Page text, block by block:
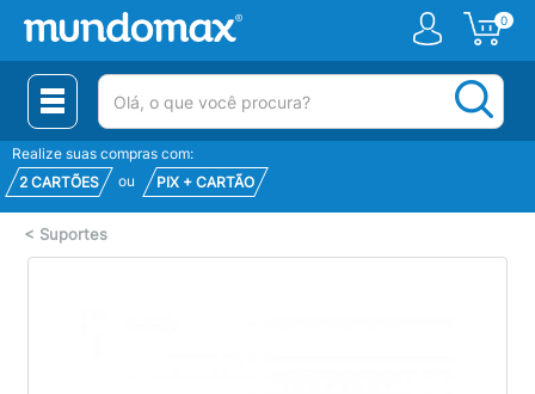
0
(pesquisar)
Realize suas compras com:
2 CARTÕES
ou PIX + CARTÃO
< Suportes